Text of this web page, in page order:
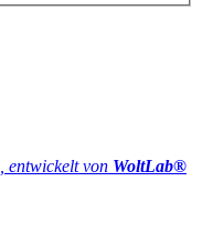
, entwickelt von WoltLab®